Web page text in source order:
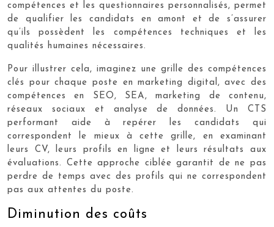
compétences et les questionnaires personnalisés, permet
de qualifier les candidats en amont et de s’assurer
qu’ils possèdent les compétences techniques et les
qualités humaines nécessaires.
Pour illustrer cela, imaginez une grille des compétences
clés pour chaque poste en marketing digital, avec des
compétences en SEO, SEA, marketing de contenu,
réseaux sociaux et analyse de données. Un CTS
performant aide à repérer les candidats qui
correspondent le mieux à cette grille, en examinant
leurs CV, leurs profils en ligne et leurs résultats aux
évaluations. Cette approche ciblée garantit de ne pas
perdre de temps avec des profils qui ne correspondent
pas aux attentes du poste.
Diminution des coûts